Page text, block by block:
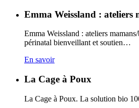
Emma Weissland : ateliers
Emma Weissland : ateliers
périnatal bienveillant et soutien…
En savoir
La Cage à Poux
La Cage à Poux. La solution bio